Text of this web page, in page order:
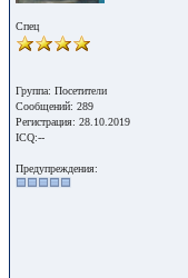
Спец
Группа: Посетители
Сообщений: 289
Регистрация: 28.10.2019
ICQ:--
Предупреждения: